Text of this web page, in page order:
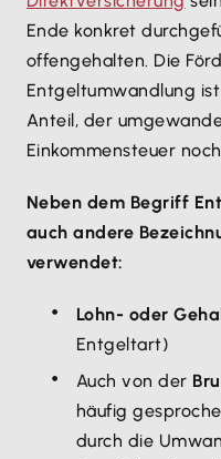
Ende konkret
offengehalten. Die
Entgeltumwandlung
Anteil, der
Einkommensteuer
Neben dem Begriff
auch andere
verwendet:
Lohn- oder
Entgeltart)
Auch von der
häufig
durch die